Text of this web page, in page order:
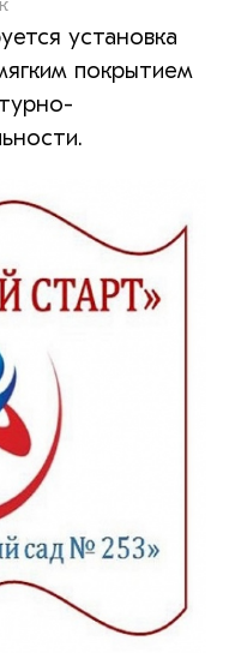
установка
покрытием